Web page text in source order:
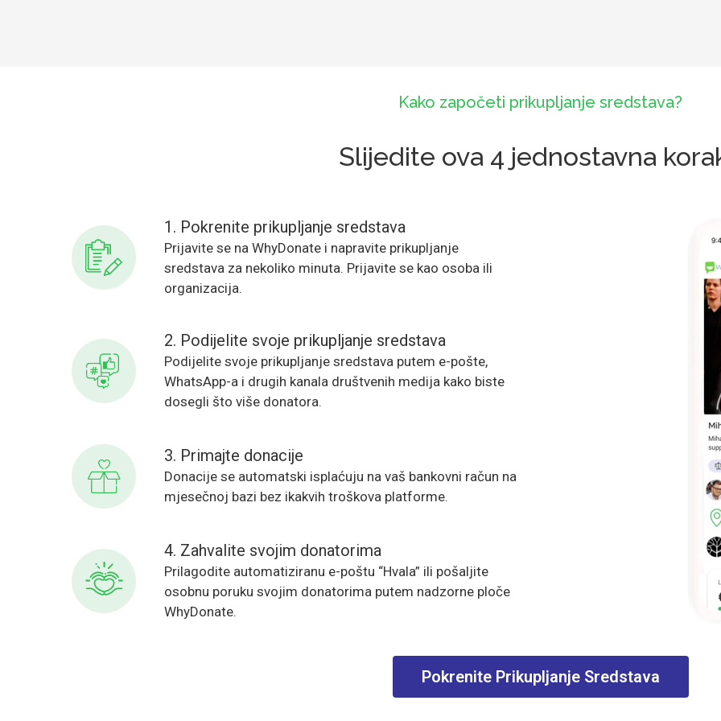
Kako započeti prikupljanje sredstava?
Slijedite ova 4 jednostavna
1. Pokrenite prikupljanje sredstava
Prijavite se na WhyDonate i napravite prikupljanje
sredstava za nekoliko minuta. Prijavite se kao osoba ili
organizacija.
2. Podijelite svoje prikupljanje sredstava
Podijelite svoje prikupljanje sredstava putem e-pošte,
WhatsApp-a i drugih kanala društvenih medija kako biste
dosegli što više donatora.
3. Primajte donacije
Donacije se automatski isplaćuju na vaš bankovni račun na
mjesečnoj bazi bez ikakvih troškova platforme.
4. Zahvalite svojim donatorima
Prilagodite automatiziranu e-poštu “Hvala” ili pošaljite
osobnu poruku svojim donatorima putem nadzorne ploče
WhyDonate.
Pokrenite Prikupljanje Sredstava